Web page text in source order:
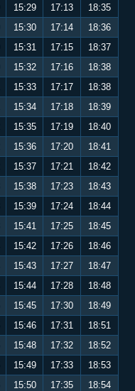
15:29 17:13
18:35
15:30 17:14
18:36
15:31 17:15
18:37
15:32 17:16
18:38
15:33 17:17
18:38
15:34 17:18
18:39
15:35 17:19
18:40
15:36 17:20
18:41
15:37 17:21
18:42
15:38 17:23
18:43
15:39 17:24
18:44
15:41 17:25
18:45
15:42 17:26
18:46
15:43 17:27
18:47
15:44 17:28
18:48
15:45 17:30
18:49
15:46 17:31
18:51
15:48 17:32
18:52
15:49 17:33
18:53
15:50 17:35
18:54